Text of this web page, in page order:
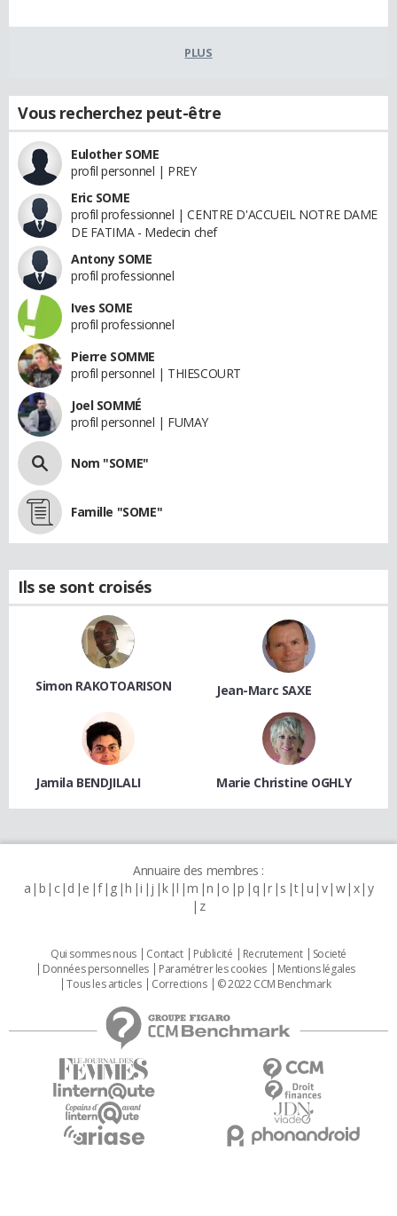
PLUS
Vous recherchez peut-être
Eulother SOME
profil personnel | PREY
Eric SOME
profil professionnel | CENTRE D'ACCUEIL NOTRE DAME
DE FATIMA - Medecin chef
Antony SOME
profil professionnel
Ives SOME
profil professionnel
Pierre SOMME
profil personnel | THIESCOURT
Joel SOMMÉ
profil personnel | FUMAY
Nom "SOME"
Famille "SOME"
Ils se sont croisés
Simon RAKOTOARISON Jean-Marc SAXE
Jamila BENDJILALI Marie Christine OGHLY
Annuaire des membres :
a b c d e f g h i j k l m n o p q r s t u v w x y
z
Qui sommes nous Contact Publicité Recrutement
Societé
Données personnelles
Paramétrer les cookies
Mentions légales
Tous les articles
Corrections © 2022 CCM Benchmark